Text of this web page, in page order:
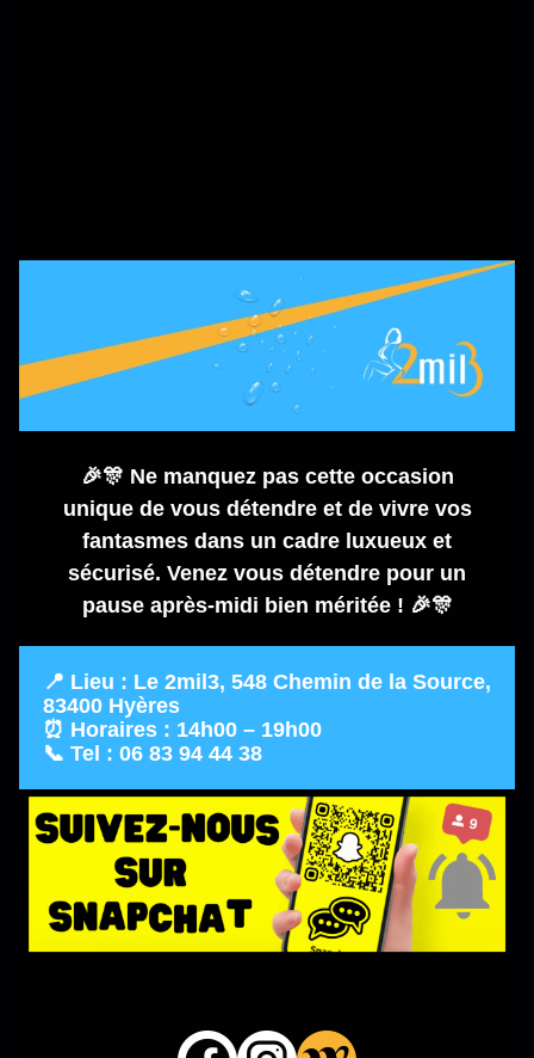
🎉🎊 Ne manquez pas cette occasion
unique de vous détendre et de vivre vos
fantasmes dans un cadre luxueux et
sécurisé. Venez vous détendre pour un
pause après-midi bien méritée ! 🎉🎊
📍 Lieu : Le 2mil3, 548 Chemin de la Source,
83400 Hyères
⏰ Horaires : 14h00 – 19h00
📞 Tel : 06 83 94 44 38